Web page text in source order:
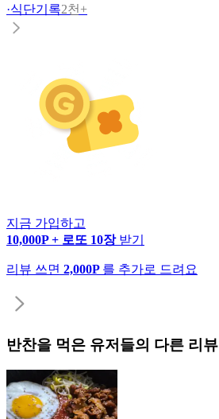
·식단기록2천+
지금 가입하고
10,000P + 로또 10장 받기
리뷰 쓰면 2,000P 를 추가로 드려요
반찬을 먹은 유저들의 다른 리뷰